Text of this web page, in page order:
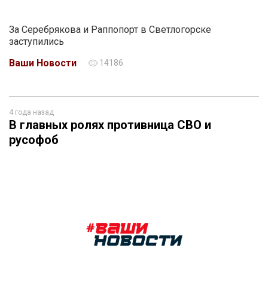
За Серебрякова и Раппопорт в Светлогорске
заступились
Ваши Новости
14186
4 года назад
В главных ролях противница СВО и
русофоб